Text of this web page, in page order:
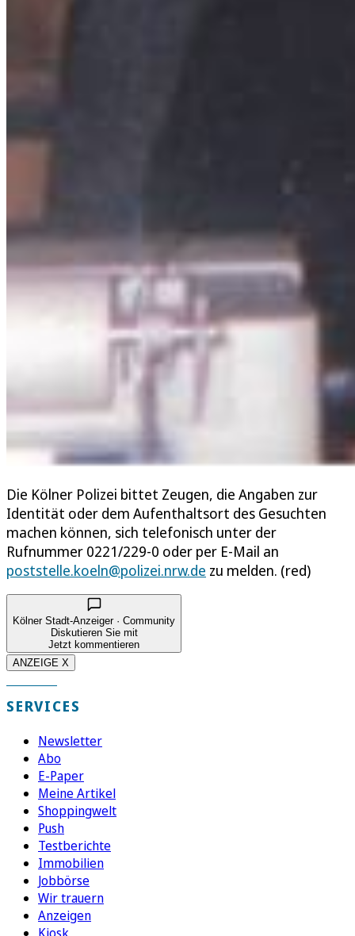
Die Kölner Polizei bittet Zeugen, die Angaben zur
Identität oder dem Aufenthaltsort des Gesuchten
machen können, sich telefonisch unter der
Rufnummer 0221/229-0 oder per E-Mail an
poststelle.koeln@polizei.nrw.de zu melden. (red)
Kölner Stadt-Anzeiger · Community
Diskutieren Sie mit
Jetzt kommentieren
ANZEIGE X
SERVICES
Newsletter
Abo
E-Paper
Meine Artikel
Shoppingwelt
Push
Testberichte
Immobilien
Jobbörse
Wir trauern
Anzeigen